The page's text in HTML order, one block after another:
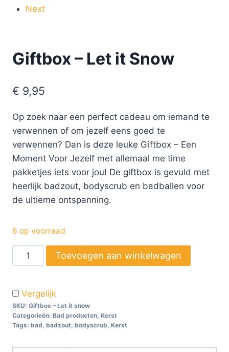
Next
Giftbox – Let it Snow
€ 9,95
Op zoek naar een perfect cadeau om iemand te
verwennen of om jezelf eens goed te
verwennen? Dan is deze leuke Giftbox – Een
Moment Voor Jezelf met allemaal me time
pakketjes iets voor jou! De giftbox is gevuld met
heerlijk badzout, bodyscrub en badballen voor
de ultieme ontspanning.
6 op voorraad
Toevoegen aan winkelwagen
Vergelijk
SKU: Giftbox – Let it snow
Categorieën: Bad producten Kerst
Tags: bad badzout bodyscrub Kerst